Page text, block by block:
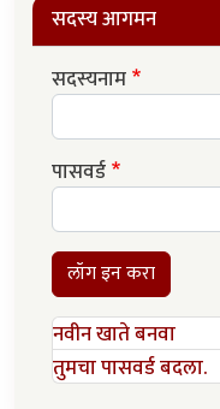
सदस्य आगमन
सदस्यनाम
पासवर्ड
लॉग इन करा
नवीन खाते बनवा
तुमचा पासवर्ड बदला.